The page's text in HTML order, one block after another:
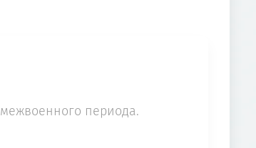
периода.